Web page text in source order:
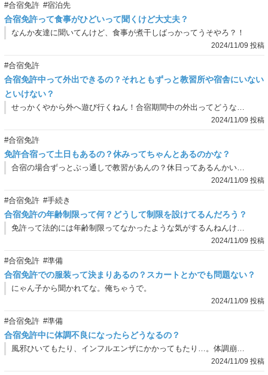
#合宿免許 #宿泊先
合宿免許って食事がひどいって聞くけど大丈夫？
なんか友達に聞いてんけど、食事が煮干しばっかってうそやろ？！
2024/11/09 投稿
#合宿免許
合宿免許中って外出できるの？それともずっと教習所や宿舎にいない
といけない？
せっかくやから外へ遊び行くねん！合宿期間中の外出ってどうなん？
2024/11/09 投稿
#合宿免許
免許合宿って土日もあるの？休みってちゃんとあるのかな？
合宿の場合ずっとぶっ通しで教習があんの？休日ってあるんかいな？
2024/11/09 投稿
#合宿免許 #手続き
合宿免許の年齢制限って何？どうして制限を設けてるんだろう？
免許って法的には年齢制限ってなかったような気がするんねんけど、なんで合宿での受入だと年齢制限があんの？
2024/11/09 投稿
#合宿免許 #準備
合宿免許での服装って決まりあるの？スカートとかでも問題ない？
にゃん子から聞かれてな。俺ちゃうで。
2024/11/09 投稿
#合宿免許 #準備
合宿免許中に体調不良になったらどうなるの？
風邪ひいてもたり、インフルエンザにかかってもたり…。体調崩してもたらスケジュールってどうなるん？
2024/11/09 投稿